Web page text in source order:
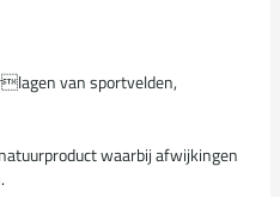
van sportvelden,
waarbij afwijkingen